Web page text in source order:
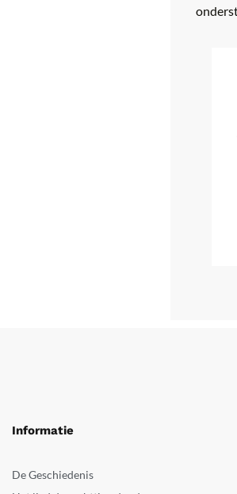
Informatie
De Geschiedenis